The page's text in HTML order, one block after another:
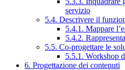
servizio
5.4. Descrivere il
5.4.1. Mappare
5.4.2.
5.5. Co-progettare le
5.5.1. Workshop
6. Progettazione dei contenuti